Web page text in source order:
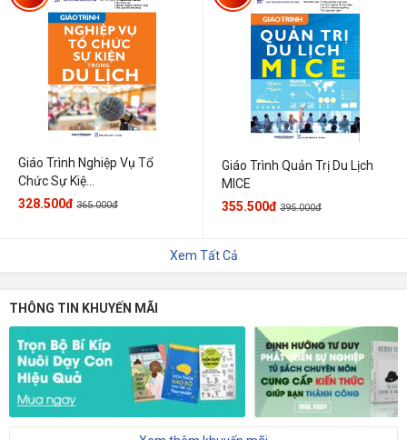
Giáo Trình Nghiệp Vụ Tổ
Chức Sự Kiệ...
328.500đ 365.000đ
Giáo Trình Quản Trị Du Lịch
MICE
355.500đ 395.000đ
Xem Tất Cả
THÔNG TIN KHUYẾN MÃI